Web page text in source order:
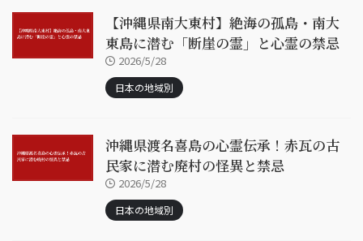
【沖縄県南大東村】絶海の孤島・南大
東島に潜む「断崖の霊」と心霊の禁忌
2026/5/28
日本の地域別
沖縄県渡名喜島の心霊伝承！赤瓦の古
民家に潜む廃村の怪異と禁忌
2026/5/28
日本の地域別